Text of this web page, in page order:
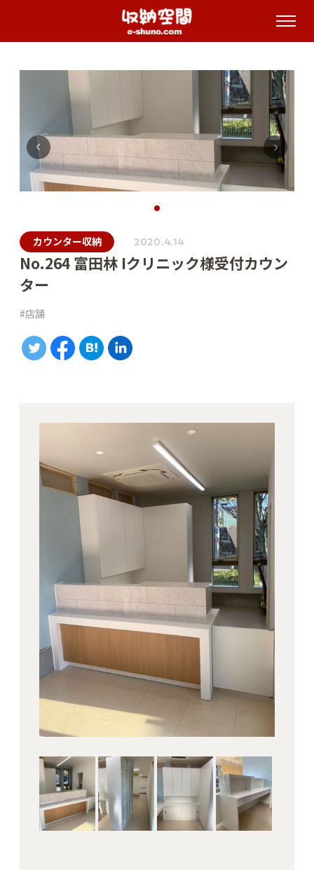
受付時間 8:00～17:00（定休：日・
祝）
カウンター収納 2020.4.14
No.264 富田林 Iクリニック様受付カウン
ター
店舗